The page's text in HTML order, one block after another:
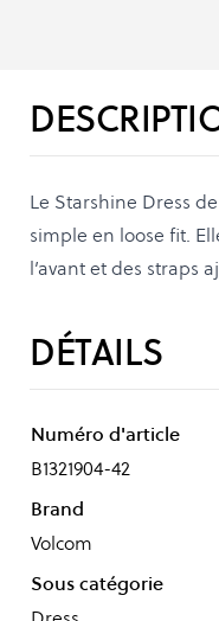
Le Starshine Dress
simple en loose fit.
l’avant et des straps
DÉTAILS
Numéro d'article
B1321904-42
Brand
Volcom
Sous catégorie